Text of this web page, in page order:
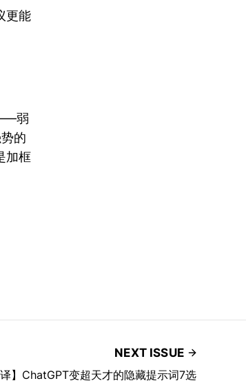
更能
弱
的
加框
NEXT ISSUE
译】ChatGPT变超天才的隐藏提示词7选